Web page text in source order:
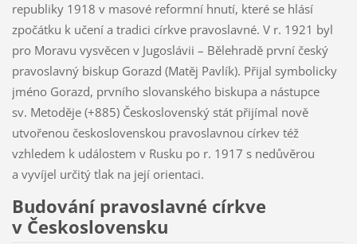
republiky 1918 v masové reformní hnutí, které se hlásí
zpočátku k učení a tradici církve pravoslavné. V r. 1921 byl
pro Moravu vysvěcen v Jugoslávii – Bělehradě první český
pravoslavný biskup Gorazd (Matěj Pavlík). Přijal symbolicky
jméno Gorazd, prvního slovanského biskupa a nástupce
sv. Metoděje (+885) Československý stát přijímal nově
utvořenou československou pravoslavnou církev též
vzhledem k událostem v Rusku po r. 1917 s nedůvěrou
a vyvíjel určitý tlak na její orientaci.
Budování pravoslavné církve
v Československu